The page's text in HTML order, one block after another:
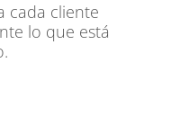
cada cliente
lo que está